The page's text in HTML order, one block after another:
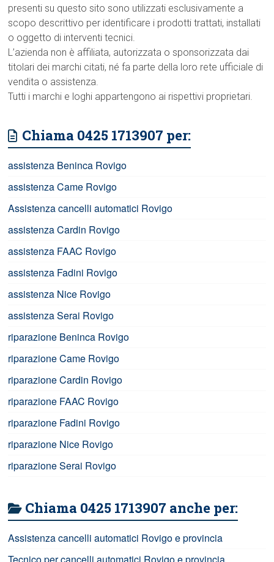
presenti su questo sito sono utilizzati esclusivamente a
scopo descrittivo per identificare i prodotti trattati, installati
o oggetto di interventi tecnici.
L’azienda non è affiliata, autorizzata o sponsorizzata dai
titolari dei marchi citati, né fa parte della loro rete ufficiale di
vendita o assistenza.
Tutti i marchi e loghi appartengono ai rispettivi proprietari.
Chiama 0425 1713907 per:
assistenza Beninca Rovigo
assistenza Came Rovigo
Assistenza cancelli automatici Rovigo
assistenza Cardin Rovigo
assistenza FAAC Rovigo
assistenza Fadini Rovigo
assistenza Nice Rovigo
assistenza Serai Rovigo
riparazione Beninca Rovigo
riparazione Came Rovigo
riparazione Cardin Rovigo
riparazione FAAC Rovigo
riparazione Fadini Rovigo
riparazione Nice Rovigo
riparazione Serai Rovigo
Chiama 0425 1713907 anche per:
Assistenza cancelli automatici Rovigo e provincia
Tecnico per cancelli automatici Rovigo e provincia